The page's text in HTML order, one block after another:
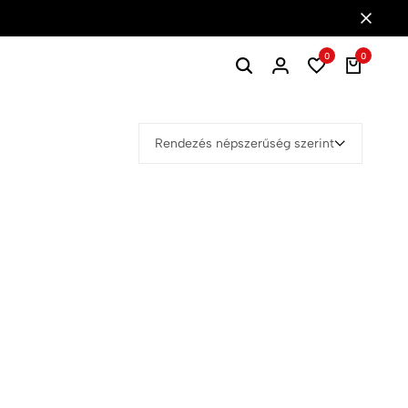
0 0
Rendezés népszerűség szerint